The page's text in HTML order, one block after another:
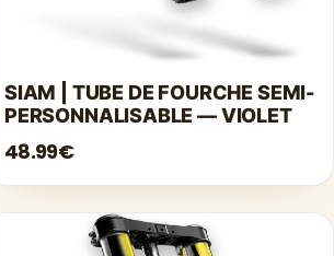
SIAM | TUBE DE FOURCHE SEMI-
PERSONNALISABLE — VIOLET
48.99€